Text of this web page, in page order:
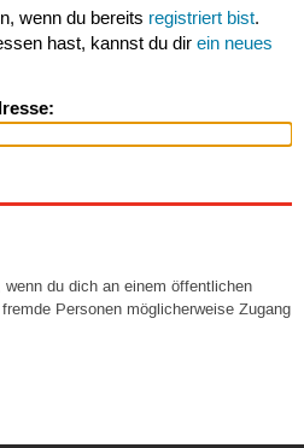
wenn du bereits registriert bist.
hast, kannst du dir ein neues
du dich an einem öffentlichen
Personen möglicherweise Zugang